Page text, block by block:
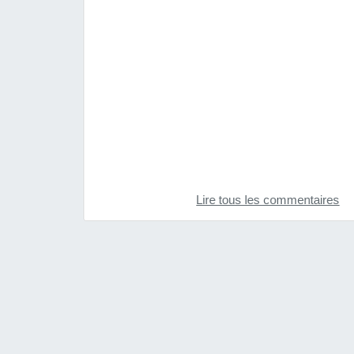
Lire tous les commentaires